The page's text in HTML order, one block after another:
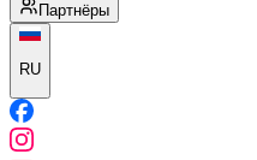
Партнёры
RU